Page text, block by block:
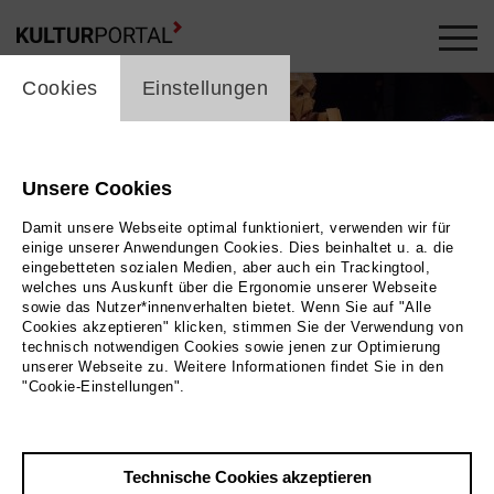
cookie_layer
Cookies Einstellungen
Unsere Cookies
Damit unsere Webseite optimal funktioniert, verwenden wir für
einige unserer Anwendungen Cookies. Dies beinhaltet u. a. die
eingebetteten sozialen Medien, aber auch ein Trackingtool,
welches uns Auskunft über die Ergonomie unserer Webseite
sowie das Nutzer*innenverhalten bietet. Wenn Sie auf "Alle
Cookies akzeptieren" klicken, stimmen Sie der Verwendung von
technisch notwendigen Cookies sowie jenen zur Optimierung
unserer Webseite zu. Weitere Informationen findet Sie in den
"Cookie-Einstellungen".
Technische Cookies akzeptieren